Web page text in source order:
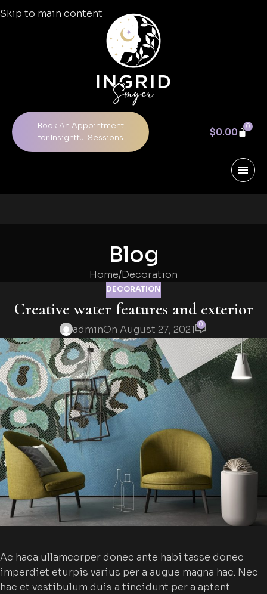
Skip to main content
Book An Appointment
for Insightful Sessions
$0.00
0
Blog
Home Decoration
DECORATION
Creative water features and exterior
adminOn August 27, 2021 0
Ac haca ullamcorper donec ante habi tasse donec
imperdiet eturpis varius per a augue magna hac. Nec
hac et vestibulum duis a tincidunt per a aptent